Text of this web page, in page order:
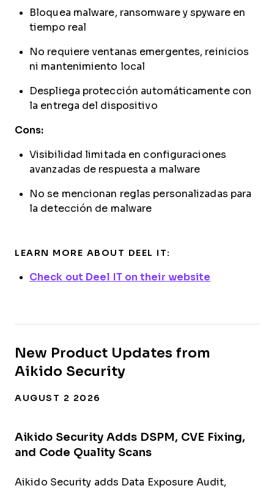
Bloquea malware, ransomware y spyware en
tiempo real
No requiere ventanas emergentes, reinicios
ni mantenimiento local
Despliega protección automáticamente con
la entrega del dispositivo
Cons:
Visibilidad limitada en configuraciones
avanzadas de respuesta a malware
No se mencionan reglas personalizadas para
la detección de malware
LEARN MORE ABOUT DEEL IT:
Check out Deel IT on their website
New Product Updates from
Aikido Security
AUGUST 2 2026
Aikido Security Adds DSPM, CVE Fixing,
and Code Quality Scans
Aikido Security adds Data Exposure Audit,